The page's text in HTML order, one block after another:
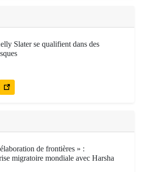
Slater se qualifient dans des
de frontières » :
migratoire mondiale avec Harsha